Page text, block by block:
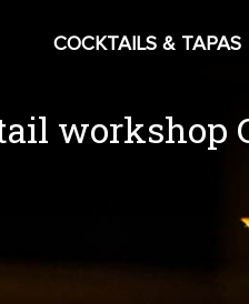
COCKTAILS & TAPAS
workshop